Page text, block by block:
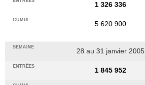
1 326 336
5 620 900
28 au 31 janvier 2005
1 845 952